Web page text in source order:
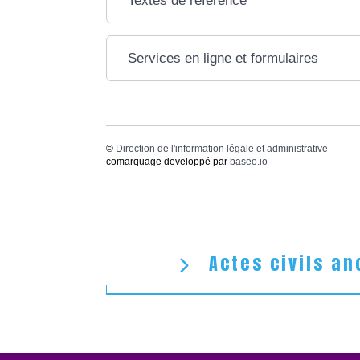
Services en ligne et formulaires
© Direction de l'information légale et administrative
comarquage developpé par baseo.io
Actes civils